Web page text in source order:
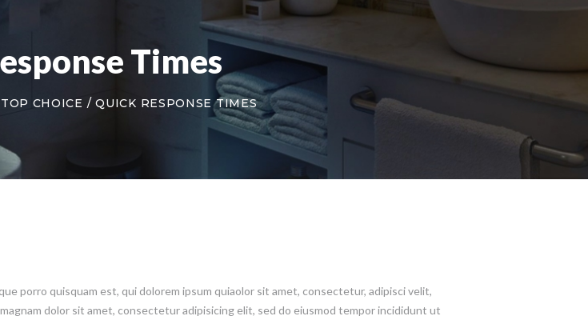
Times
TOP CHOICE QUICK RESPONSE TIMES
porro quisquam est, qui dolorem ipsum quiaolor sit amet, consectetur, adipisci velit,
dolor sit amet, consectetur adipisicing elit, sed do eiusmod tempor incididunt ut